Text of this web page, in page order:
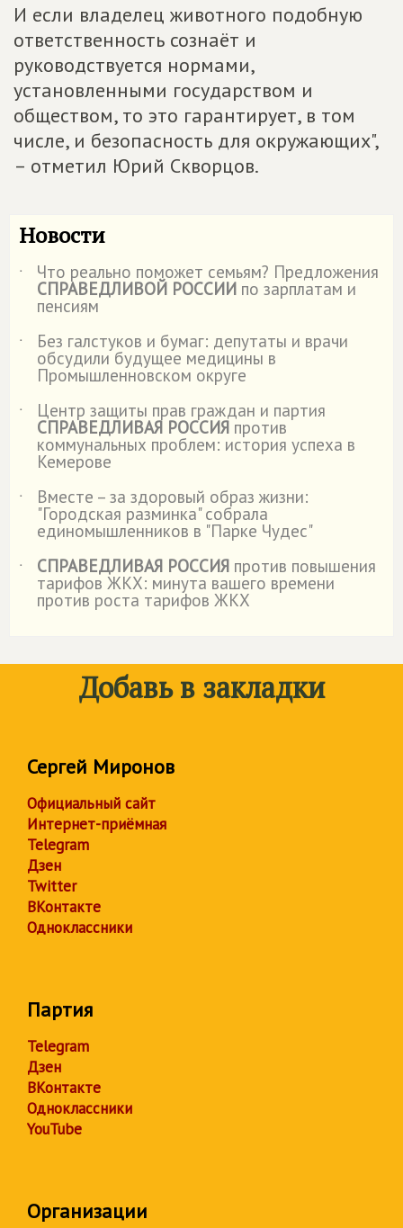
И если владелец животного подобную
ответственность сознаёт и
руководствуется нормами,
установленными государством и
обществом, то это гарантирует, в том
числе, и безопасность для окружающих",
– отметил Юрий Скворцов.
Новости
˙ Что реально поможет семьям? Предложения
СПРАВЕДЛИВОЙ РОССИИ по зарплатам и
пенсиям
˙
Без галстуков и бумаг: депутаты и врачи
обсудили будущее медицины в
Промышленновском округе
˙
Центр защиты прав граждан и партия
СПРАВЕДЛИВАЯ РОССИЯ против
коммунальных проблем: история успеха в
Кемерове
˙
Вместе – за здоровый образ жизни:
"Городская разминка" собрала
единомышленников в "Парке Чудес"
˙
СПРАВЕДЛИВАЯ РОССИЯ против повышения
тарифов ЖКХ: минута вашего времени
против роста тарифов ЖКХ
Добавь в закладки
Сергей Миронов
Официальный сайт
Интернет-приёмная
Telegram
Дзен
Twitter
ВКонтакте
Одноклассники
Партия
Telegram
Дзен
ВКонтакте
Одноклассники
YouTube
Организации